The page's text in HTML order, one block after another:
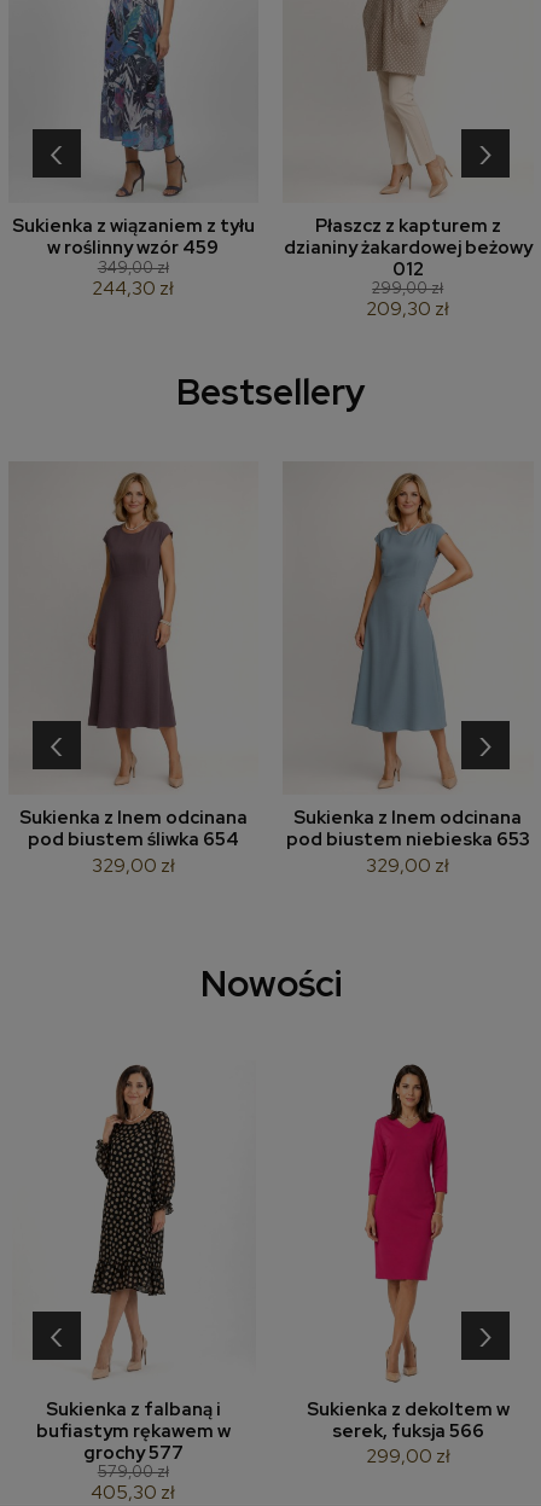
Sukienka z wiązaniem z tyłu
w roślinny wzór 459
349,00 zł
244,30 zł
Płaszcz z kapturem z
dzianiny żakardowej beżowy
012
299,00 zł
209,30 zł
‹ ›
Bestsellery
Sukienka z lnem odcinana
pod biustem śliwka 654
329,00 zł
Sukienka z lnem odcinana
pod biustem niebieska 653
329,00 zł
‹ ›
Nowości
Sukienka z falbaną i
bufiastym rękawem w
grochy 577
579,00 zł
405,30 zł
Sukienka z dekoltem w
serek, fuksja 566
299,00 zł
‹ ›